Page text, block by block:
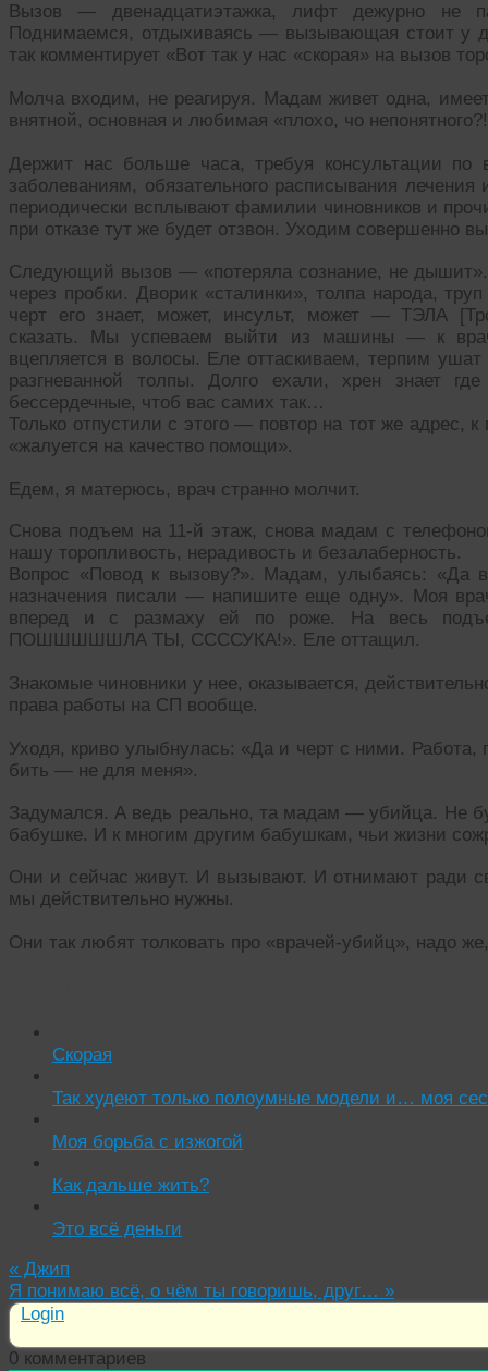
Вызов — двенадцатиэтажка, лифт дежурно
Поднимаемся, отдыхиваясь — вызывающая стоит у
так комментирует «Вот так у нас «скорая» на вызов
Молча входим, не реагируя. Мадам живет одна,
внятной, основная и любимая «плохо, чо
Держит нас больше часа, требуя консультации по
заболеваниям, обязательного расписывания
периодически всплывают фамилии чиновников и
при отказе тут же будет отзвон. Уходим совершенно
Следующий вызов — «потеряла сознание, не
через пробки. Дворик «сталинки», толпа народа,
черт его знает, может, инсульт, может — ТЭЛА
сказать. Мы успеваем выйти из машины — к
вцепляется в волосы. Еле оттаскиваем, терпим
разгневанной толпы. Долго ехали, хрен знает
бессердечные, чтоб вас самих так…
Только отпустили с этого — повтор на тот же адрес,
«жалуется на качество помощи».
Едем, я матерюсь, врач странно молчит.
Снова подъем на 11-й этаж, снова мадам с
нашу торопливость, нерадивость и безалаберность.
Вопрос «Повод к вызову?». Мадам, улыбаясь: «Да
назначения писали — напишите еще одну». Моя
вперед и с размаху ей по роже. На весь
ПОШШШШШЛА ТЫ, ССССУКА!». Еле оттащил.
Знакомые чиновники у нее, оказывается,
права работы на СП вообще.
Уходя, криво улыбнулась: «Да и черт с ними.
бить — не для меня».
Задумался. А ведь реально, та мадам — убийца. Не
бабушке. И к многим другим бабушкам, чьи жизни
Они и сейчас живут. И вызывают. И отнимают ради
мы действительно нужны.
Они так любят толковать про «врачей-убийц», надо
Скорая
Так худеют только полоумные модели и… моя
Моя борьба с изжогой
Как дальше жить?
Это всё деньги
« Джип
Я понимаю всё, о чём ты говоришь, друг… »
Login
0 комментариев